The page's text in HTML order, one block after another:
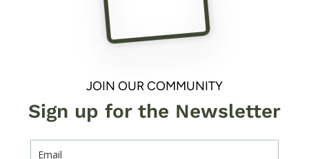
JOIN OUR COMMUNITY
Sign up for the Newsletter